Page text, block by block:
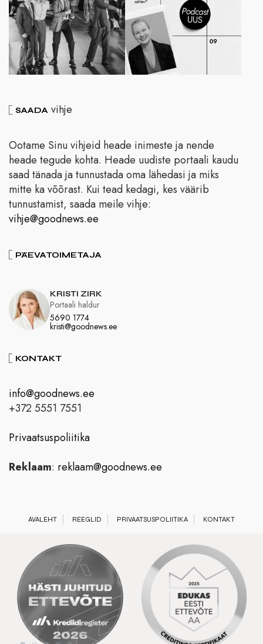
SAADA vihje
Ootame Sinu vihjeid heade inimeste ja nende
heade tegude kohta. Heade uudiste portaali kaudu
saad tänada ja tunnustada oma lähedasi ja miks
mitte ka võõrast. Kui tead kedagi, kes väärib
tunnustamist, saada meile vihje:
vihje@goodnews.ee
PÄEVATOIMETAJA
KRISTI ZIRK
5690 1774
kristi@goodnews.ee
Portaali haldur
KONTAKT
info@goodnews.ee
+372 5551 7551
Privaatsuspoliitika
Reklaam: reklaam@goodnews.ee
AVALEHT REEGLID PRIVAATSUSPOLIITIKA KONTAKT